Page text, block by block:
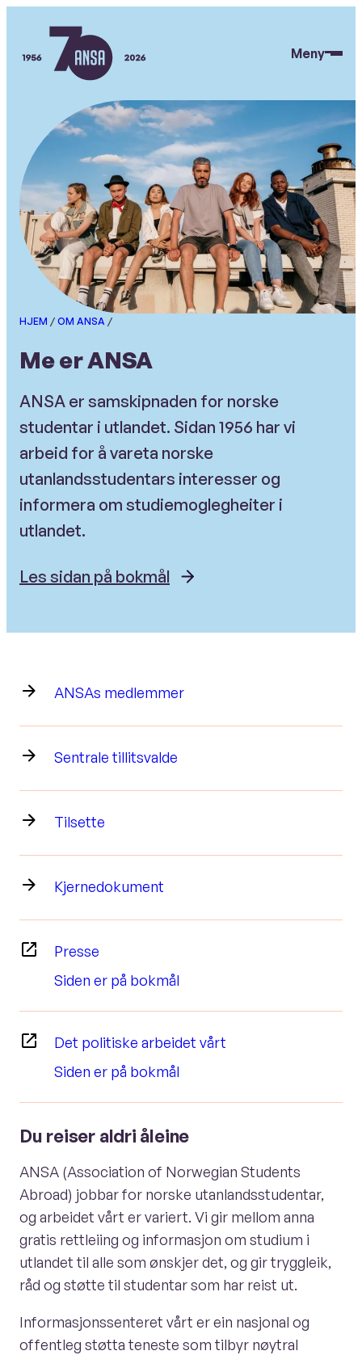
hovedinnhold
Meny
HJEM / OM ANSA /
Me er ANSA
ANSA er samskipnaden for norske
studentar i utlandet. Sidan 1956 har vi
arbeid for å vareta norske
utanlandsstudentars interesser og
informera om studiemoglegheiter i
utlandet.
Les sidan på bokmål
ANSAs medlemmer
Sentrale tillitsvalde
Tilsette
Kjernedokument
Presse
Siden er på bokmål
Det politiske arbeidet vårt
Siden er på bokmål
Du reiser aldri åleine
ANSA (Association of Norwegian Students
Abroad) jobbar for norske utanlandsstudentar,
og arbeidet vårt er variert. Vi gir mellom anna
gratis rettleiing og informasjon om studium i
utlandet til alle som ønskjer det, og gir tryggleik,
råd og støtte til studentar som har reist ut.
Informasjonssenteret vårt er ein nasjonal og
offentleg støtta teneste som tilbyr nøytral